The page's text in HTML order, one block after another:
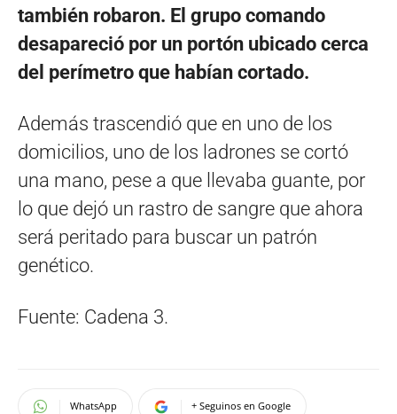
también robaron. El grupo comando
desapareció por un portón ubicado cerca
del perímetro que habían cortado.
Además trascendió que en uno de los
domicilios, uno de los ladrones se cortó
una mano, pese a que llevaba guante, por
lo que dejó un rastro de sangre que ahora
será peritado para buscar un patrón
genético.
Fuente: Cadena 3.
WhatsApp + Seguinos en Google